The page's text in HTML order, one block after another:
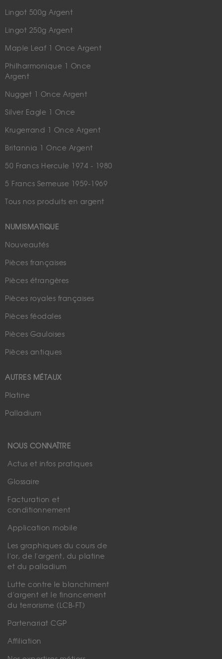
Lingot 500g Argent
Lingot 250g Argent
Maple Leaf 1 Once Argent
Philharmonique 1 Once
Argent
Nugget 1 Once Argent
Silver Eagle 1 Once
Krugerrand 1 Once Argent
Britannia 1 Once Argent
50 Francs Hercule 1974 - 1980
5 Francs Semeuse 1959-1969
Tous nos produits en argent
NUMISMATIQUE
Nouveautés
Pièces françaises
Pièces étrangères
Pièces royales françaises
Pièces féodales
Pièces Gauloises
Pièces antiques
AUTRES MÉTAUX
Platine
Palladium
NOUS CONNAÎTRE
Actus et infos pratiques
Glossaire
Facturation et
conditionnement
Application mobile
Les graphiques du cours de
l'or, de l'argent, du platine
et du palladium
Lutte contre le blanchiment
d'argent et le financement
du terrorisme (LCB-FT)
Partenariat CGP
Affiliation